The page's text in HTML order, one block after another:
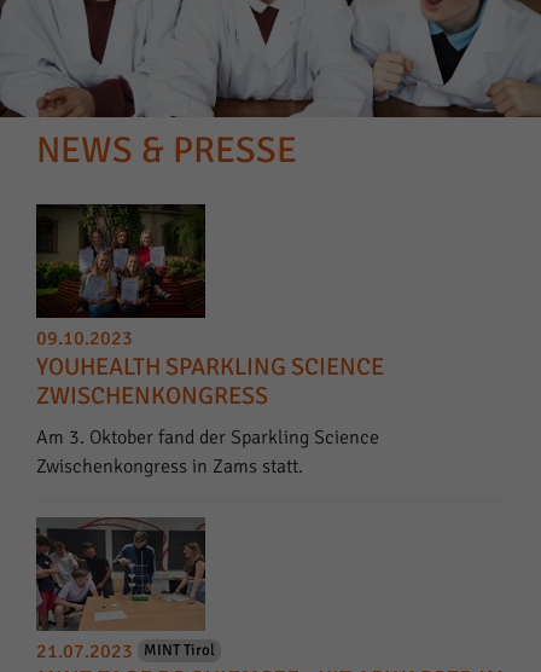
NEWS & PRESSE
09.10.2023
YOUHEALTH SPARKLING SCIENCE
ZWISCHENKONGRESS
Am 3. Oktober fand der Sparkling Science
Zwischenkongress in Zams statt.
21.07.2023 MINT Tirol